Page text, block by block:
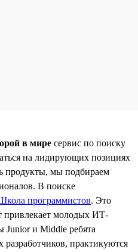
в мире сервис по поиску
на лидирующих позициях
продукты, мы подбираем
В поиске
программистов. Это
привлекает молодых ИТ-
Junior и Middle ребята
практикуются